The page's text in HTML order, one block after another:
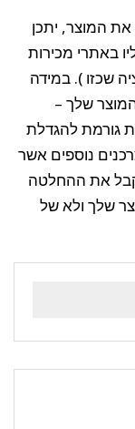
המוצר, יתכן
באתרי מכירות
שכזו ). במידה
שלך –
גורמת להגדלת
נוספים אשר
את ההחלטה
שלך ולא של